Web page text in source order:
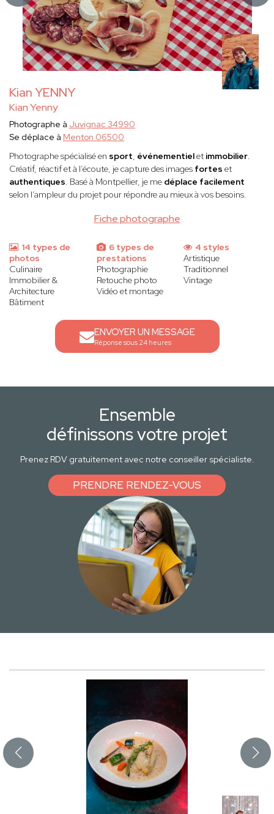
Kian YENNY
Kian Yenny
Fiche photographe
Photographe à Juvignac 34990
Se déplace à Menton 06500
Photographe spécialisé en sport, événementielet immobilier.
Créatif, réactif et à l’écoute, je capture des images fortes et
authentiques. Basé à Montpellier, je me déplace facilement
selon l’ampleur du projet pour répondre au mieux à vos besoins.
14 types de
photos
Culinaire
Immobilier &
Architecture
Bâtiment
6 types de
prestations
Photographie
Retouche photo
Vidéo et montage
4 styles
Artistique
Traditionnel
Vintage
ENVOYER UN MESSAGE
Réponse sous 24 heures
Ensemble
définissons votre projet
Prenez RDV gratuitement avec notre conseiller spécialiste.
PRENDRE RENDEZ-VOUS